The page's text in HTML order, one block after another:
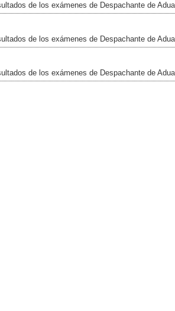
de los exámenes de Despachante de
de los exámenes de Despachante de
de los exámenes de Despachante de